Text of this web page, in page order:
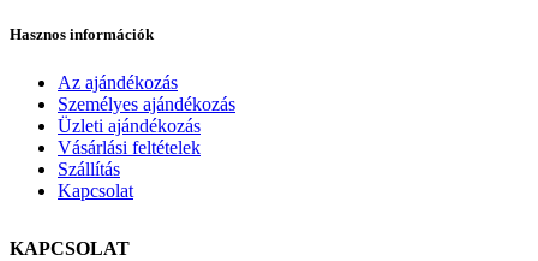
Hasznos információk
Az ajándékozás
Személyes ajándékozás
Üzleti ajándékozás
Vásárlási feltételek
Szállítás
Kapcsolat
KAPCSOLAT